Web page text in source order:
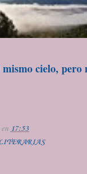
cielo, pero
en 17:53